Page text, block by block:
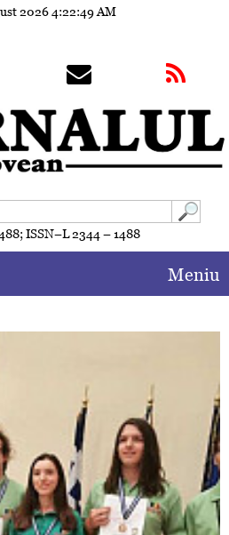
20264:22:52 AM
ISSN–L 2344 – 1488
Meniu